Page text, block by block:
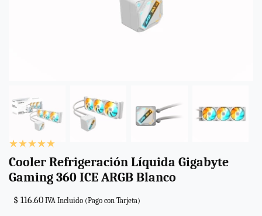
Cooler Refrigeración Líquida Gigabyte
Gaming 360 ICE ARGB Blanco
$ 116.60 IVA Incluido (Pago con Tarjeta)